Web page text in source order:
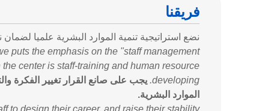
فريقنا
نضع استراتيجية تنمية الموارد البشرية علميا
puts the emphasis on the "staff management".
center is staff-training and human resource
developing. يجب على صانع القرار تغيير الفكرة
الموارد البشرية.
to design their career, and raise their stability